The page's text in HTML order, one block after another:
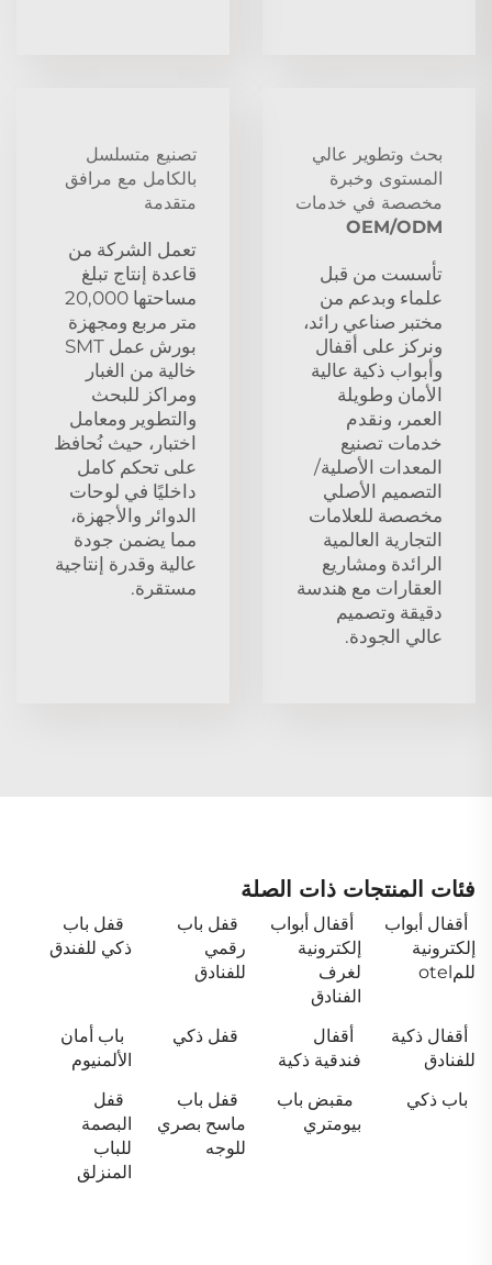
بحث وتطوير عالي
المستوى وخبرة
مخصصة في خدمات
OEM/ODM
تأسست من قبل
علماء وبدعم من
مختبر صناعي رائد،
ونركز على أقفال
وأبواب ذكية عالية
الأمان وطويلة
العمر، ونقدم
خدمات تصنيع
المعدات الأصلية/
التصميم الأصلي
مخصصة للعلامات
التجارية العالمية
الرائدة ومشاريع
العقارات مع هندسة
دقيقة وتصميم
عالي الجودة.
تصنيع متسلسل
بالكامل مع مرافق
متقدمة
تعمل الشركة من
قاعدة إنتاج تبلغ
مساحتها 20,000
متر مربع ومجهزة
بورش عمل SMT
خالية من الغبار
ومراكز للبحث
والتطوير ومعامل
اختبار، حيث نُحافظ
على تحكم كامل
داخليًا في لوحات
الدوائر والأجهزة،
مما يضمن جودة
عالية وقدرة إنتاجية
مستقرة.
فئات المنتجات ذات الصلة
أقفال أبواب
إلكترونية
للمotel
أقفال أبواب
إلكترونية
لغرف
الفنادق
قفل باب
رقمي
للفنادق
قفل باب
ذكي للفندق
أقفال ذكية
للفنادق
أقفال
فندقية ذكية
قفل ذكي
باب أمان
الألمنيوم
باب ذكي
مقبض باب
بيومتري
قفل باب
ماسح بصري
للوجه
قفل
البصمة
للباب
المنزلق